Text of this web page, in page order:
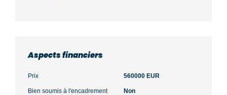
Aspects financiers
Prix 560000 EUR
Bien soumis à l'encadrement
Non